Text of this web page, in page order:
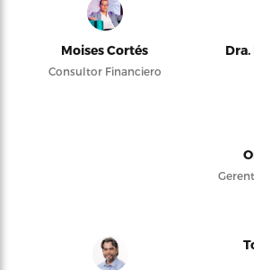
Moises Cortés
Consultor Financiero